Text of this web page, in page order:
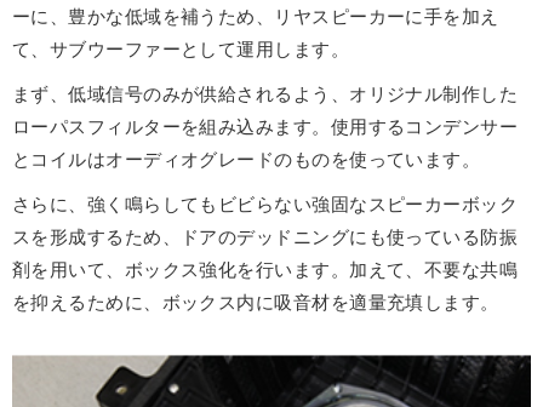
ーに、豊かな低域を補うため、リヤスピーカーに手を加え
て、サブウーファーとして運用します。
まず、低域信号のみが供給されるよう、オリジナル制作した
ローパスフィルターを組み込みます。使用するコンデンサー
とコイルはオーディオグレードのものを使っています。
さらに、強く鳴らしてもビビらない強固なスピーカーボック
スを形成するため、ドアのデッドニングにも使っている防振
剤を用いて、ボックス強化を行います。加えて、不要な共鳴
を抑えるために、ボックス内に吸音材を適量充填します。